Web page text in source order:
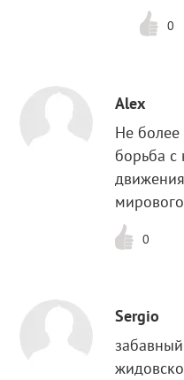
0
Alex
Не более
борьба с
0
Sergio